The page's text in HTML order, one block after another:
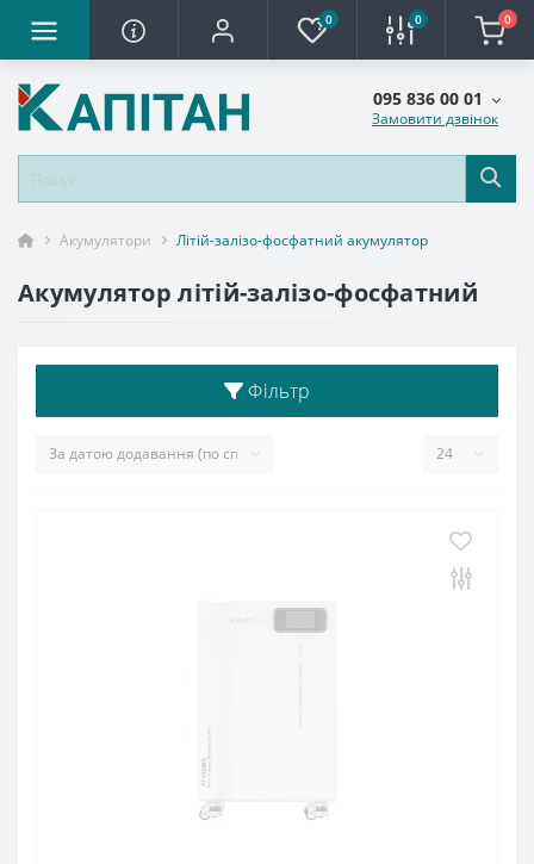
0 0 0
095 836 00 01
Замовити дзвінок
Акумулятори Літій-залізо-фосфатний акумулятор
Акумулятор літій-залізо-фосфатний
Фільтр